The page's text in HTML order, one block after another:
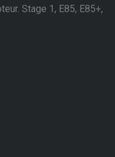
Stage 1, E85, E85+,